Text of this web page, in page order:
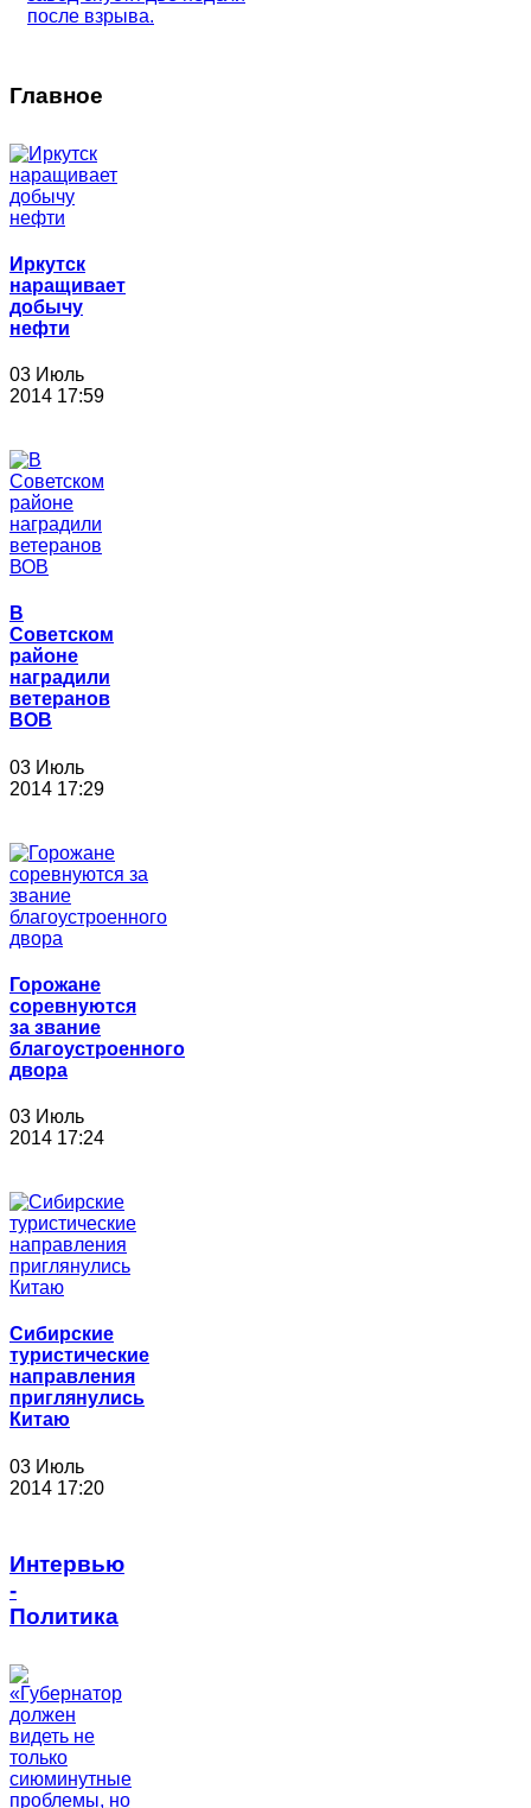
после взрыва.
Главное
Иркутск
наращивает
добычу
нефти
03 Июль
2014 17:59
В
Советском
районе
наградили
ветеранов
ВОВ
03 Июль
2014 17:29
Горожане
соревнуются
за звание
благоустроенного
двора
03 Июль
2014 17:24
Сибирские
туристические
направления
приглянулись
Китаю
03 Июль
2014 17:20
Интервью
-
Политика